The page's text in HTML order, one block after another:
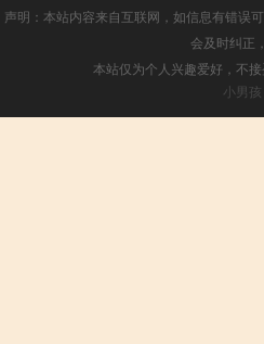
声明：本站内容来自互联网，如信息有错误
会及时纠正
本站仅为个人兴趣爱好，不
小男孩